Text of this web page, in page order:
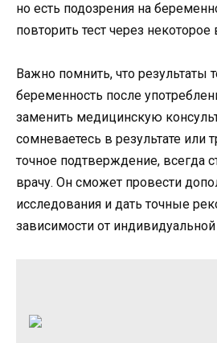
но есть подозрения на
повторить тест через некоторое
Важно помнить, что результаты
беременность после
заменить медицинскую
сомневаетесь в результате или
точное подтверждение, всегда
врачу. Он сможет провести
исследования и дать точные
зависимости от индивидуальной